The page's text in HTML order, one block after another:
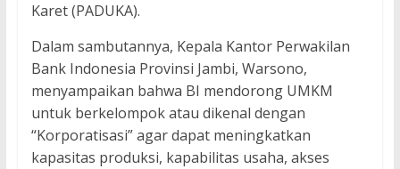
Karet (PADUKA).
Dalam sambutannya, Kepala Kantor Perwakilan
Bank Indonesia Provinsi Jambi, Warsono,
menyampaikan bahwa BI mendorong UMKM
untuk berkelompok atau dikenal dengan
“Korporatisasi” agar dapat meningkatkan
kapasitas produksi, kapabilitas usaha, akses